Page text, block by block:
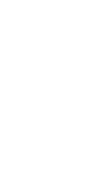
DDoS防御
端口/DDOS/
/KVM/拉斯维加斯；
/纽约
500Mbps端口/